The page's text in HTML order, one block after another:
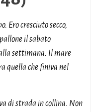
Ero cresciuto secco,
il sabato
settimana. Il mare
quella che finiva nel
di strada in collina. Non